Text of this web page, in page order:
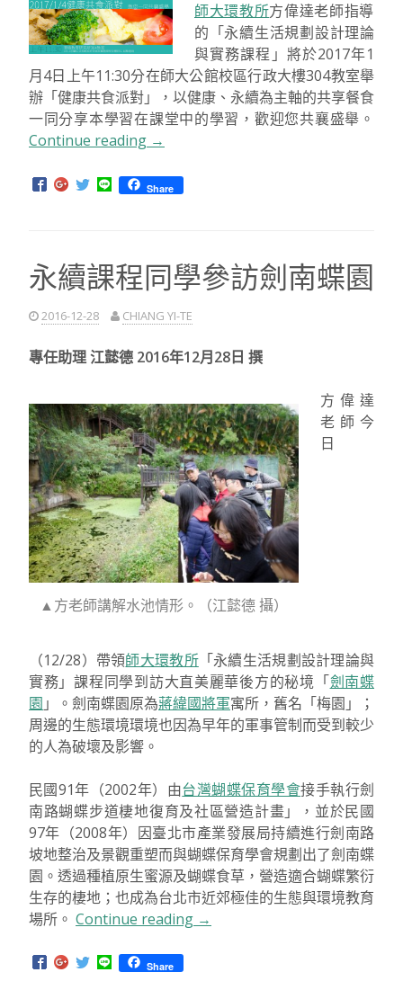
師大環教所方偉達老師指導
的「永續生活規劃設計理論
與實務課程」將於2017年1
月4日上午11:30分在師大公館校區行政大樓304教室舉
辦「健康共食派對」，以健康、永續為主軸的共享餐食
一同分享本學習在課堂中的學習，歡迎您共襄盛舉。
Continue reading “【活
資
康
共
食
對”
→
Share
永續課程同學參訪劍南蝶園
2016-12-28 CHIANG YI-TE
專任助理 江懿德 2016年12月28日 撰
▲方老師講解水池情形。（江懿德 攝）
方偉達
老師今
日
（12/28）帶領師大環教所「永續生活規劃設計理論與
實務」課程同學到訪大直美麗華後方的秘境「劍南蝶
園 」。劍南蝶園原為蔣緯國將軍寓所，舊名「梅園」；
周邊的生態環境環境也因為早年的軍事管制而受到較少
的人為破壞及影響。
民國91年（2002年）由台灣蝴蝶保育學會接手執行劍
南路蝴蝶步道棲地復育及社區營造計畫」，並於民國
97年（2008年）因臺北市產業發展局持續進行劍南路
坡地整治及景觀重塑而與蝴蝶保育學會規劃出了劍南蝶
園。透過種植原生蜜源及蝴蝶食草，營造適合蝴蝶繁衍
生存的棲地；也成為台北市近郊極佳的生態與環境教育
場所。 Continue reading “永
→
Share